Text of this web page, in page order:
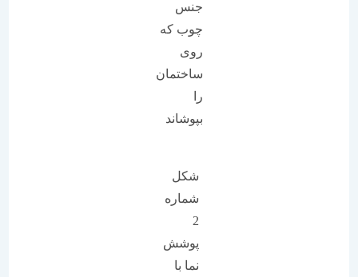
چوب که
ساختمان
بپوشاند
شماره
پوشش